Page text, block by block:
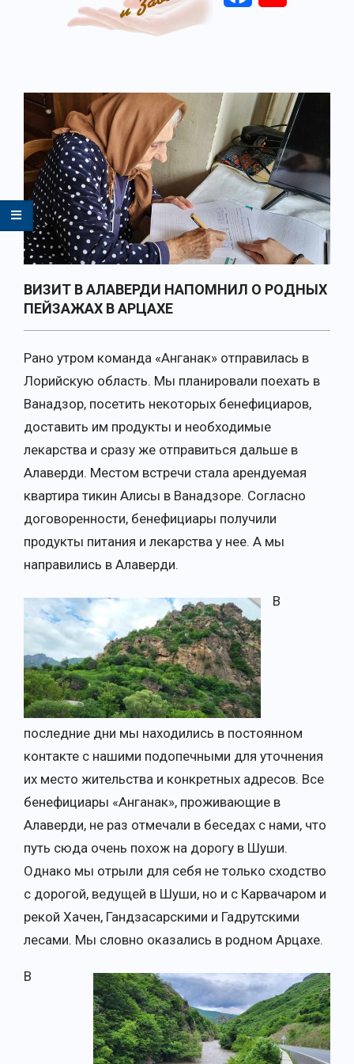
Navigation
ВИЗИТ В АЛАВЕРДИ НАПОМНИЛ О РОДНЫХ
ПЕЙЗАЖАХ В АРЦАХЕ
Рано утром команда «Анганак» отправилась в
Лорийскую область. Мы планировали поехать в
Ванадзор, посетить некоторых бенефициаров,
доставить им продукты и необходимые
лекарства и сразу же отправиться дальше в
Алаверди. Местом встречи стала арендуемая
квартира тикин Алисы в Ванадзоре. Согласно
договоренности, бенефициары получили
продукты питания и лекарства у нее. А мы
направились в Алаверди.
В
последние дни мы находились в постоянном
контакте с нашими подопечными для уточнения
их место жительства и конкретных адресов. Все
бенефициары «Анганак», проживающие в
Алаверди, не раз отмечали в беседах с нами, что
путь сюда очень похож на дорогу в Шуши.
Однако мы отрыли для себя не только сходство
с дорогой, ведущей в Шуши, но и с Карвачаром и
рекой Хачен, Гандзасарскими и Гадрутскими
лесами. Мы словно оказались в родном Арцахе.
В